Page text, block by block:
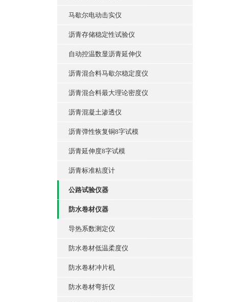
马歇尔电动击实仪
沥青存储稳定性试验仪
自动控温数显沥青延伸仪
沥青混合料马歇尔稳定度仪
沥青混合料最大理论密度仪
沥青混凝土渗透仪
沥青弹性恢复铜8字试模
沥青延伸度8字试模
沥青标准粘度计
公路试验仪器
防水卷材仪器
导热系数测定仪
防水卷材低温柔度仪
防水卷材冲片机
防水卷材弯折仪